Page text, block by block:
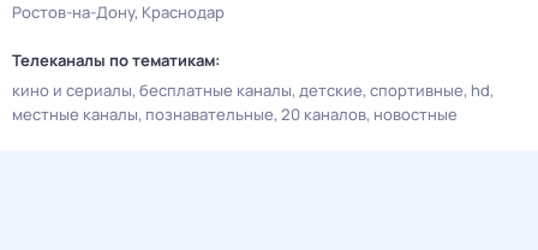
Ростов-на-Дону Краснодар
Телеканалы по тематикам:
кино и сериалы бесплатные каналы детские спортивные hd
местные каналы познавательные 20 каналов новостные